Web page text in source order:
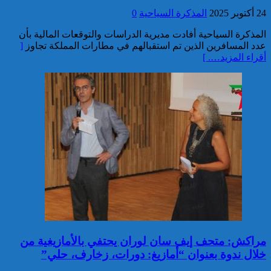
تفكيك خلية إرهابية مرتبطة بالفرع
ناسفة إضافية في طور التركيب
بضواحي الرباط
إحباط مخطط إرهابي بالغ
الخطورة كان يستهدف المغرب
بتكليف وتحريض مباشر من قيادي
بارز في تنظيم “داعش” بمنطقة
24 أكتوبر 2025 المذكرة السياحية 0
المذكرة السياحية أفادت مديرية الدراسات والتوقعات المالية بأن
عدد المسافرين الذين تم استقبالهم في مطارات المملكة تجاوز [
أقراء المزيد…. ]
مراكش: متحف إيف سان لوران يحتفي بالأمازيغية من
خلال ندوة بعنوان “أمازيغ: دورات، زخارف، حلي”